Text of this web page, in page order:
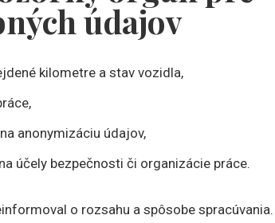
údajov
kilometre a stav vozidla,
anonymizáciu údajov,
účely bezpečnosti či organizácie práce.
o rozsahu a spôsobe spracúvania.